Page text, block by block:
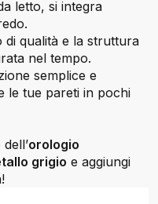
letto, si integra
di qualità e la struttura
nel tempo.
semplice e
le tue pareti in pochi
orologio
grigio e aggiungi